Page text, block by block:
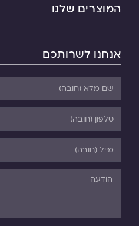
המוצרים שלנו
אנחנו לשרותכם